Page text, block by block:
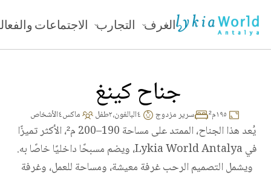
الغرف التجارب الاجتماعات
جناح كينغ
١٩٥م² سرير مزدوج ٤البالغون،٢طفل ماكس٤الأشخاص